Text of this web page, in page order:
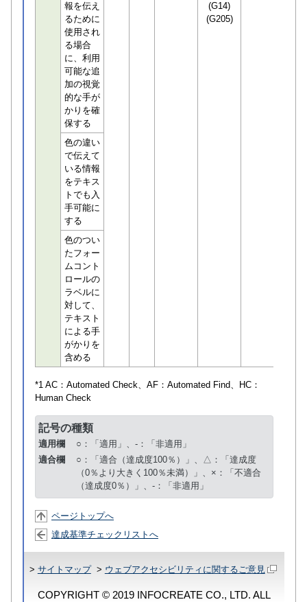
報を伝え
るために
使用され
る場合
に、利用
可能な追
加の視覚
的な手が
かりを確
保する
(G14)
(G205)
色の違い
で伝えて
いる情報
をテキス
トでも入
手可能に
する
色のつい
たフォー
ムコント
ロールの
ラベルに
対して、
テキスト
による手
がかりを
含める
*1 AC： Automated Check、AF： Automated Find、HC：
Human Check
記号の種類
適用欄
○：「適用」、-：「非適用」
適合欄
○：「適合（達成度100％）」、△：「達成度
（0％より大きく100％未満）」、×：「不適合
（達成度0％）」、-：「非適用」
ページトップへ
達成基準チェックリストへ
> サイトマップ> ウェブアクセシビリティに関するご意見
COPYRIGHT © 2019 INFOCREATE CO., LTD. ALL